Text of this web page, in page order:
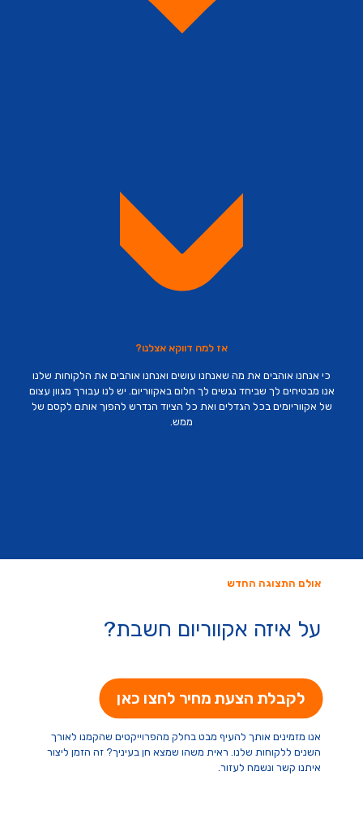
אז למה דווקא אצלנו?
כי אנחנו אוהבים את מה שאנחנו עושים ואנחנו אוהבים את הלקוחות שלנו
אנו מבטיחים לך שביחד נגשים לך חלום באקווריום. יש לנו עבורך מגוון עצום
של אקווריומים בכל הגדלים ואת כל הציוד הנדרש להפוך אותם לקסם של
ממש.
אולם התצוגה החדש
על איזה אקווריום חשבת?
לקבלת הצעת מחיר לחצו כאן
אנו מזמינים אותך להעיף מבט בחלק מהפרוייקטים שהקמנו לאורך
השנים ללקוחות שלנו. ראית משהו שמצא חן בעיניך? זה הזמן ליצור
איתנו קשר ונשמח לעזור.